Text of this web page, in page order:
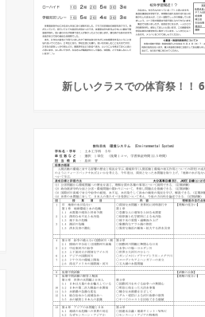
新しいクラスでの体育祭！！ 6